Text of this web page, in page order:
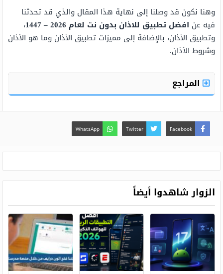
وهنا نكون قد وصلنا إلى نهاية هذا المقال والذي قد تحدثنا
فيه عن افضل تطبيق للاذان بدون نت لعام 2026 – 1447
،
وتطبيق الأذان، بالإضافة إلى مميزات تطبيق الأذان وما هو الأذان
وشروط الأذان.
المراجع
Facebook
Twitter
WhatsApp
الزوار شاهدوا أيضاً